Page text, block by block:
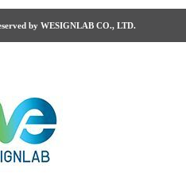
by WESIGNLAB CO., LTD.